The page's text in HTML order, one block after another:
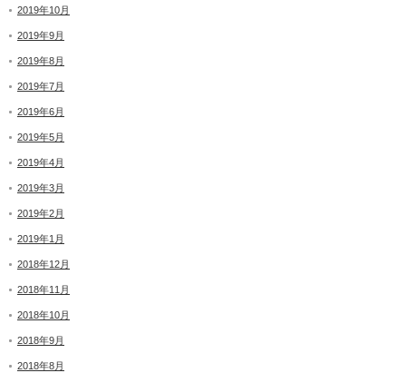
2019年10月
2019年9月
2019年8月
2019年7月
2019年6月
2019年5月
2019年4月
2019年3月
2019年2月
2019年1月
2018年12月
2018年11月
2018年10月
2018年9月
2018年8月